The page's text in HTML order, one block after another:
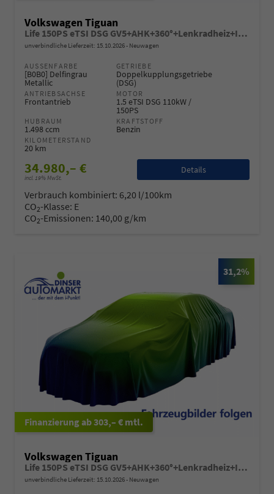
Volkswagen Tiguan
Life 150PS eTSI DSG GV5+AHK+360°+Lenkradheiz+IQ.Drive+ACC+App+eHeck+LED
unverbindliche Lieferzeit: 15.10.2026 Neuwagen
AUSSENFARBE
[B0B0] Delfingrau
Metallic
GETRIEBE
Doppelkupplungsgetriebe
(DSG)
ANTRIEBSACHSE
Frontantrieb
MOTOR
1.5 eTSI DSG 110kW /
150PS
HUBRAUM
1.498 ccm
KRAFTSTOFF
Benzin
KILOMETERSTAND
20 km
34.980,– €
incl. 19% MwSt.
Details
Verbrauch kombiniert: 6,20 l/100km
CO2-Klasse: E
CO2-Emissionen: 140,00 g/km
31,2%
ab 303,– € mtl.
Volkswagen Tiguan
Life 150PS eTSI DSG GV5+AHK+360°+Lenkradheiz+IQ.Drive+ACC+App+eHeck+LED
unverbindliche Lieferzeit: 15.10.2026 Neuwagen